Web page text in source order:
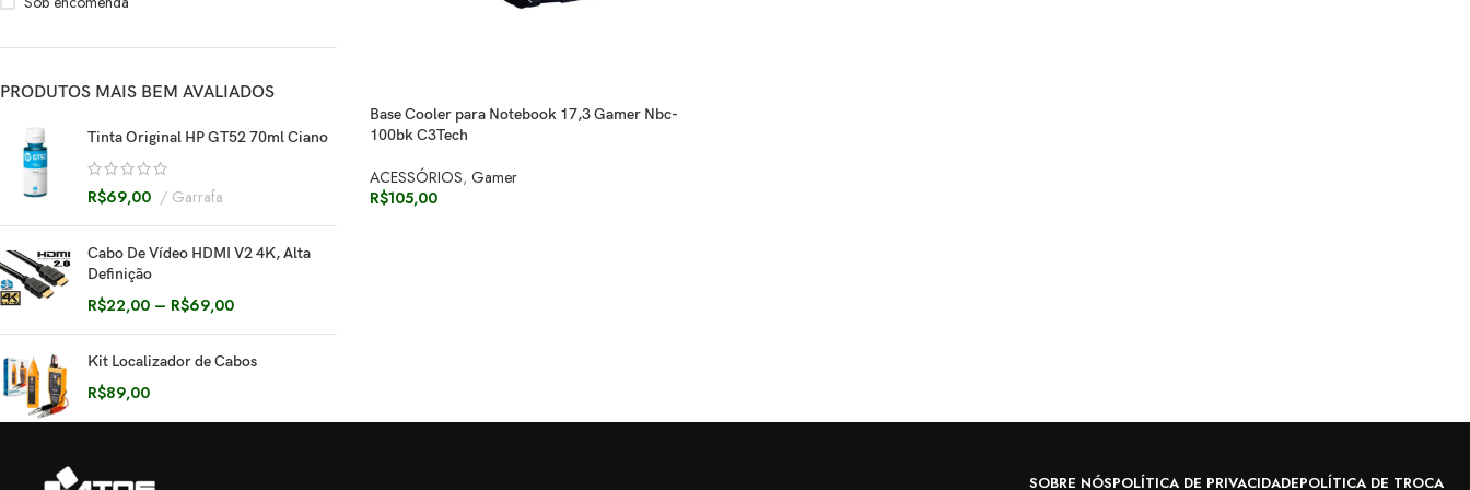
PRODUTOS MAIS BEM AVALIADOS
Tinta Original HP GT52 70ml Ciano
R$69,00 Garrafa
Cabo De Vídeo HDMI V2 4K, Alta
Definição
R$22,00 – R$69,00
Kit Localizador de Cabos
R$89,00
Base Cooler para Notebook 17,3 Gamer Nbc-
100bk C3Tech
ACESSÓRIOS, Gamer
R$105,00
SOBRE NÓSPOLÍTICA DE PRIVACIDADEPOLÍTICA DE TROCA